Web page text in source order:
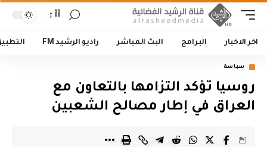
أأ
اخر الاخبار البرامج البث المباشر راديو الرشيد FM
سياسة
روسيا تؤكد التزامها بالتعاون مع
العراق في إطار مصالح الشعبين